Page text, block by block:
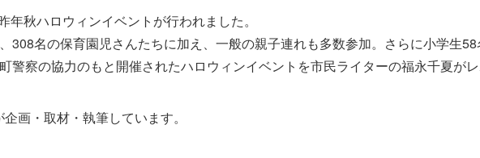
秋ハロウィンイベントが行われました。
308名の保育園児さんたちに加え、一般の親子連れも多数参加。さらに小学生58
警察の協力のもと開催されたハロウィンイベントを市民ライターの福永千夏が
画・取材・執筆しています。